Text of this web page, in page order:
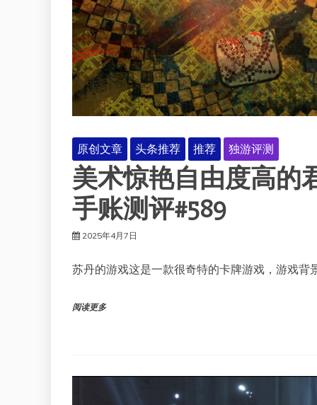
原创文章 头条推荐 推荐 独游评测
美术惊艳自由度高的
手账测评#589
2025年4月7日
苏丹的游戏这是一款很奇特的卡牌游戏，游戏背
阅读更多